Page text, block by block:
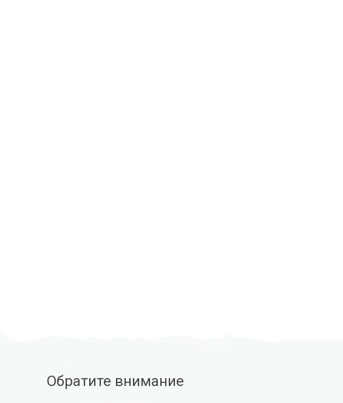
Обратите внимание